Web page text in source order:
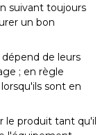
suivant toujours
un bon
de leurs
; en règle
sont en
le produit tant qu'il